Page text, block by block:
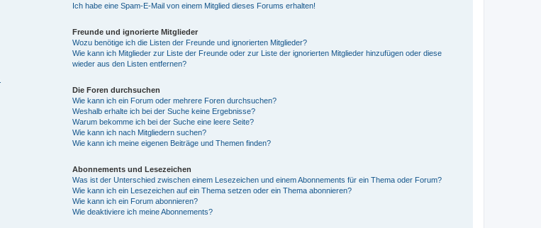
Ich habe eine Spam-E-Mail von einem Mitglied dieses Forums erhalten!
Freunde und ignorierte Mitglieder
Wozu benötige ich die Listen der Freunde und ignorierten Mitglieder?
Wie kann ich Mitglieder zur Liste der Freunde oder zur Liste der ignorierten Mitglieder hinzufügen oder diese
wieder aus den Listen entfernen?
Die Foren durchsuchen
Wie kann ich ein Forum oder mehrere Foren durchsuchen?
Weshalb erhalte ich bei der Suche keine Ergebnisse?
Warum bekomme ich bei der Suche eine leere Seite?
Wie kann ich nach Mitgliedern suchen?
Wie kann ich meine eigenen Beiträge und Themen finden?
Abonnements und Lesezeichen
Was ist der Unterschied zwischen einem Lesezeichen und einem Abonnements für ein Thema oder Forum?
Wie kann ich ein Lesezeichen auf ein Thema setzen oder ein Thema abonnieren?
Wie kann ich ein Forum abonnieren?
Wie deaktiviere ich meine Abonnements?